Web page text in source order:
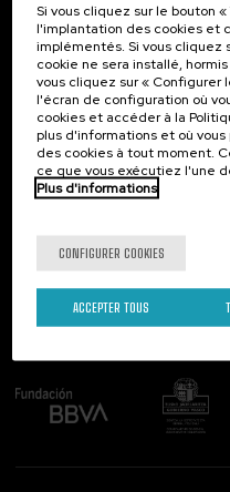
Contact
Palacio Miramar
Paseo de Miraconcha, 48
20007 Donostia / San Sebastián
Gipuzkoa, Spain
Contactez-nous!
Suivez-nous
Si vous cliquez sur le bouton
l'implantation des cookies et
implémentés. Si vous cliquez
cookie ne sera installé,
vous cliquez sur « Configurer
l'écran de configuration où
cookies et accéder à la
plus d'informations et où
des cookies à tout moment.
ce que vous exécutiez l'une
Plus d'informations
CONFIGURER COOKIES
ACCEPTER TOUS